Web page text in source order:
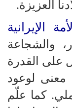
العزيزة.
الإيرانية
والشجاعة
على القدرة
معنى لوعود
كما علّم